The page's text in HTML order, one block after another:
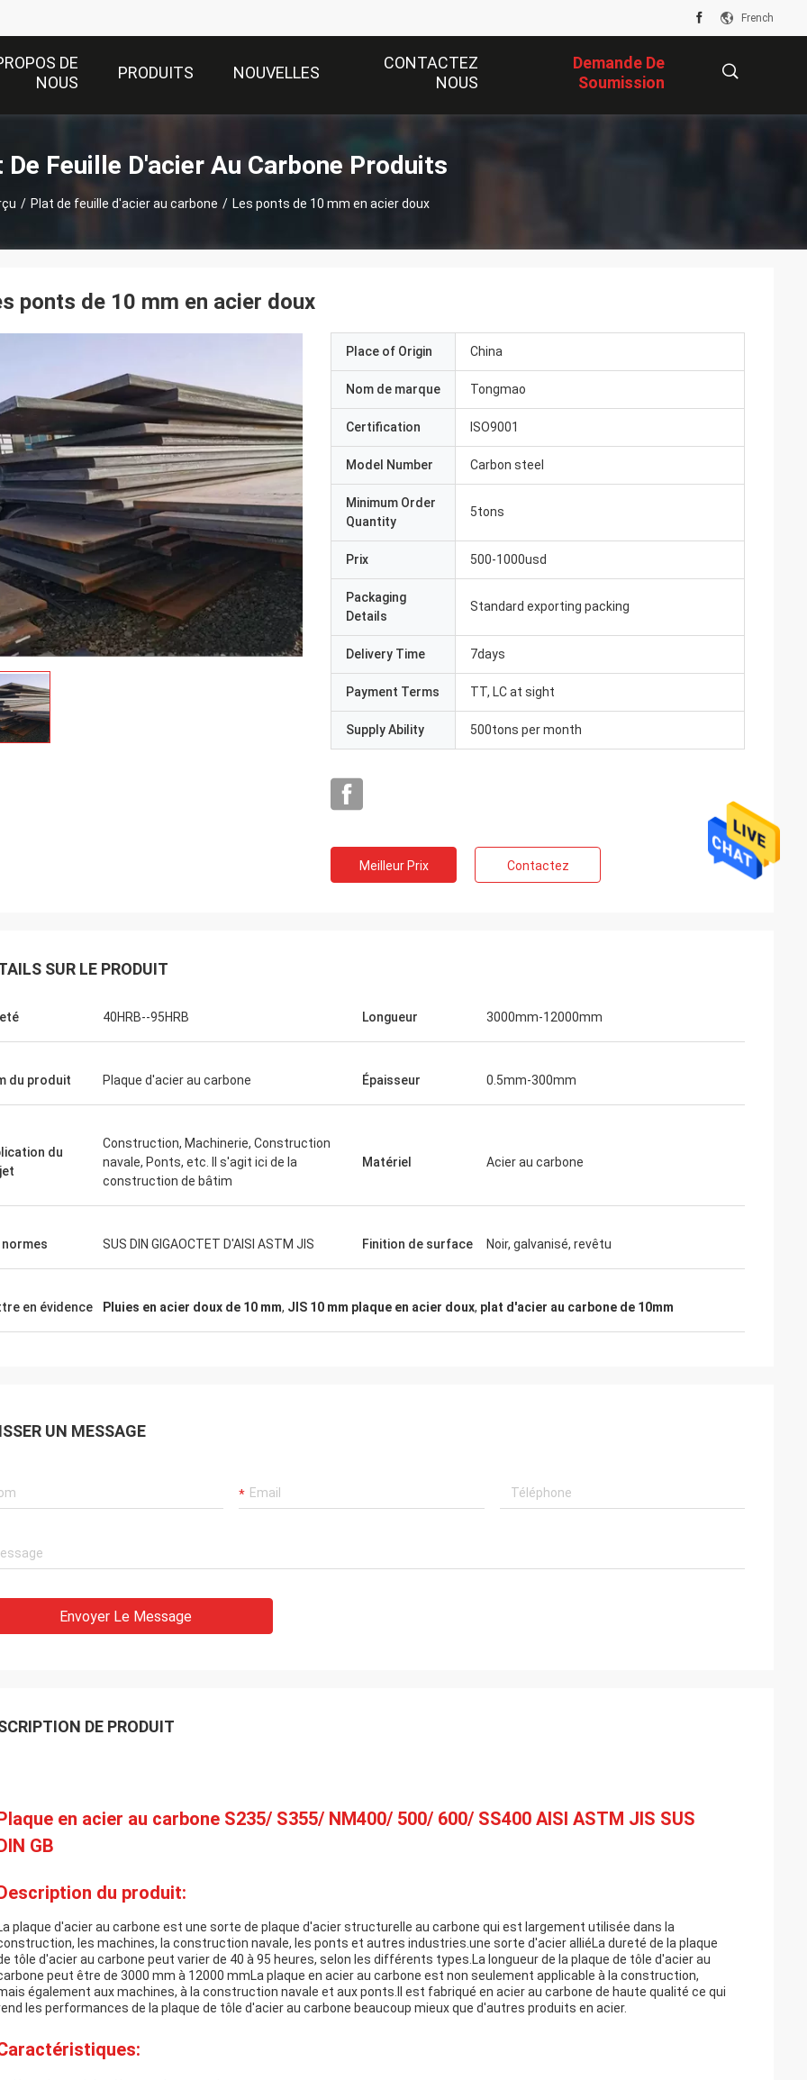
French
DE
NOUS
PRODUITS NOUVELLES
CONTACTEZ
NOUS
Demande De
Soumission
De Feuille D'acier Au Carbone Produits
/ Plat de feuille d'acier au carbone / Les ponts de 10 mm en acier doux
de votre service sincère.
de vos produits a toujours été
Nous sommes très soulagés
d'avoir plus de coopération à
ponts de 10 mm en acier doux
Place of Origin China
Nom de marque Tongmao
Certification ISO9001
Model Number Carbon steel
Minimum Order
Quantity
5tons
Prix 500-1000usd
Packaging
Details
Standard exporting packing
Delivery Time 7days
Payment Terms TT, LC at sight
Supply Ability 500tons per month
Meilleur Prix Contactez
SUR LE PRODUIT
40HRB--95HRB Longueur 3000mm-12000mm
du produit Plaque d'acier au carbone Épaisseur 0.5mm-300mm
du
Construction, Machinerie, Construction
navale, Ponts, etc. Il s'agit ici de la
construction de bâtim
Matériel Acier au carbone
normes SUS DIN GIGAOCTET D'AISI ASTM JIS Finition de surface Noir, galvanisé, revêtu
en évidence Pluies en acier doux de 10 mm, JIS 10 mm plaque en acier doux, plat d'acier au carbone de 10mm
UN MESSAGE
Envoyer Le Message
DE PRODUIT
en acier au carbone S235/ S355/ NM400/ 500/ 600/ SS400 AISI ASTM JIS SUS
GB
du produit:
plaque d'acier au carbone est une sorte de plaque d'acier structurelle au carbone qui est largement utilisée dans la
les machines, la construction navale, les ponts et autres industries.une sorte d'acier alliéLa dureté de la plaque
tôle d'acier au carbone peut varier de 40 à 95 heures, selon les différents types.La longueur de la plaque de tôle d'acier au
peut être de 3000 mm à 12000 mmLa plaque en acier au carbone est non seulement applicable à la construction,
également aux machines, à la construction navale et aux ponts.Il est fabriqué en acier au carbone de haute qualité ce qui
les performances de la plaque de tôle d'acier au carbone beaucoup mieux que d'autres produits en acier.